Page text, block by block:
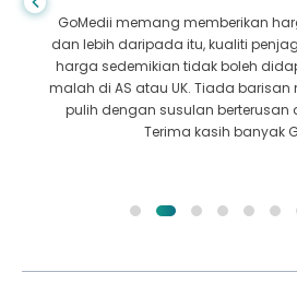
harga yang berpatutan
kesihatan pada
didapati di mana-mana,
menunggu dan saya
daripada pasukan.
dalam